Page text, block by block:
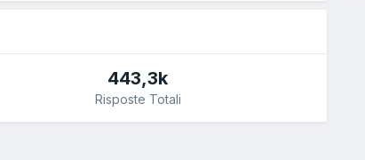
443,3k
Risposte Totali